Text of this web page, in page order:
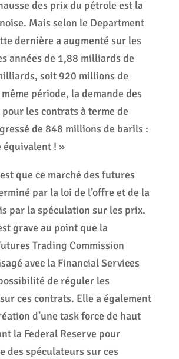
des prix du pétrole est la
Mais selon le Department
dernière a augmenté sur les
années de 1,88 milliards de
soit 920 millions de
période, la demande des
les contrats à terme de
de 848 millions de barils :
équivalent ! »
que ce marché des futures
par la loi de l’offre et de la
par la spéculation sur les prix.
grave au point que la
Trading Commission
avec la Financial Services
de réguler les
ces contrats. Elle a également
d’une task force de haut
la Federal Reserve pour
des spéculateurs sur ces